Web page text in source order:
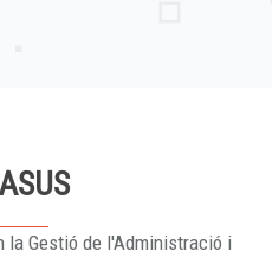
la Gestió de l'Administració i